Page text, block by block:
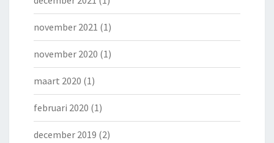
november 2021 (1)
november 2020 (1)
maart 2020 (1)
februari 2020 (1)
december 2019 (2)